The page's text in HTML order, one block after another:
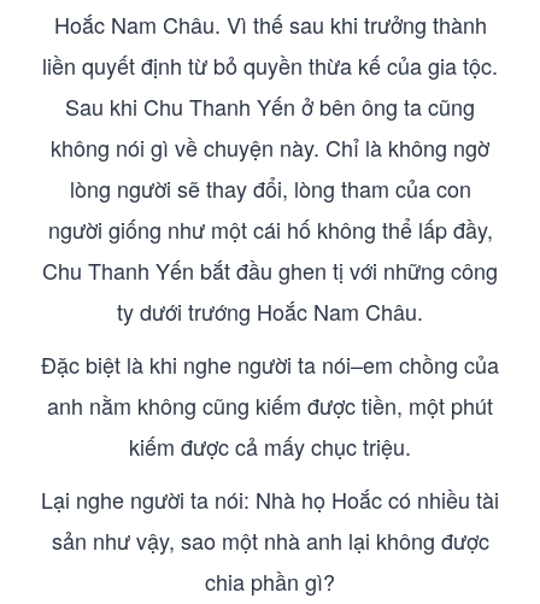
Hoắc Nam Châu. Vì thế sau khi trưởng thành
liền quyết định từ bỏ quyền thừa kế của gia tộc.
Sau khi Chu Thanh Yến ở bên ông ta cũng
không nói gì về chuyện này. Chỉ là không ngờ
lòng người sẽ thay đổi, lòng tham của con
người giống như một cái hố không thể lấp đầy,
Chu Thanh Yến bắt đầu ghen tị với những công
ty dưới trướng Hoắc Nam Châu.
Đặc biệt là khi nghe người ta nói–em chồng của
anh nằm không cũng kiếm được tiền, một phút
kiếm được cả mấy chục triệu.
Lại nghe người ta nói: Nhà họ Hoắc có nhiều tài
sản như vậy, sao một nhà anh lại không được
chia phần gì?